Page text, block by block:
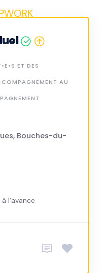
ET DES
AU
Bouches-du-
l'avance